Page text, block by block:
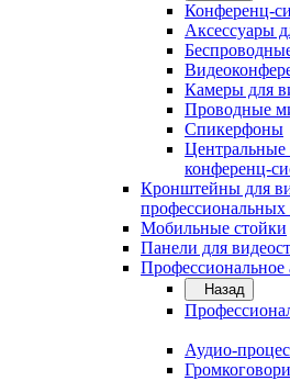
Конференц-
Аксессуары
Камеры для
Проводные
Спикерфоны
Центральные
конференц-
Кронштейны для
профессиональных
Мобильные стойки
Панели для
Профессиональное
Назад
Аудио-